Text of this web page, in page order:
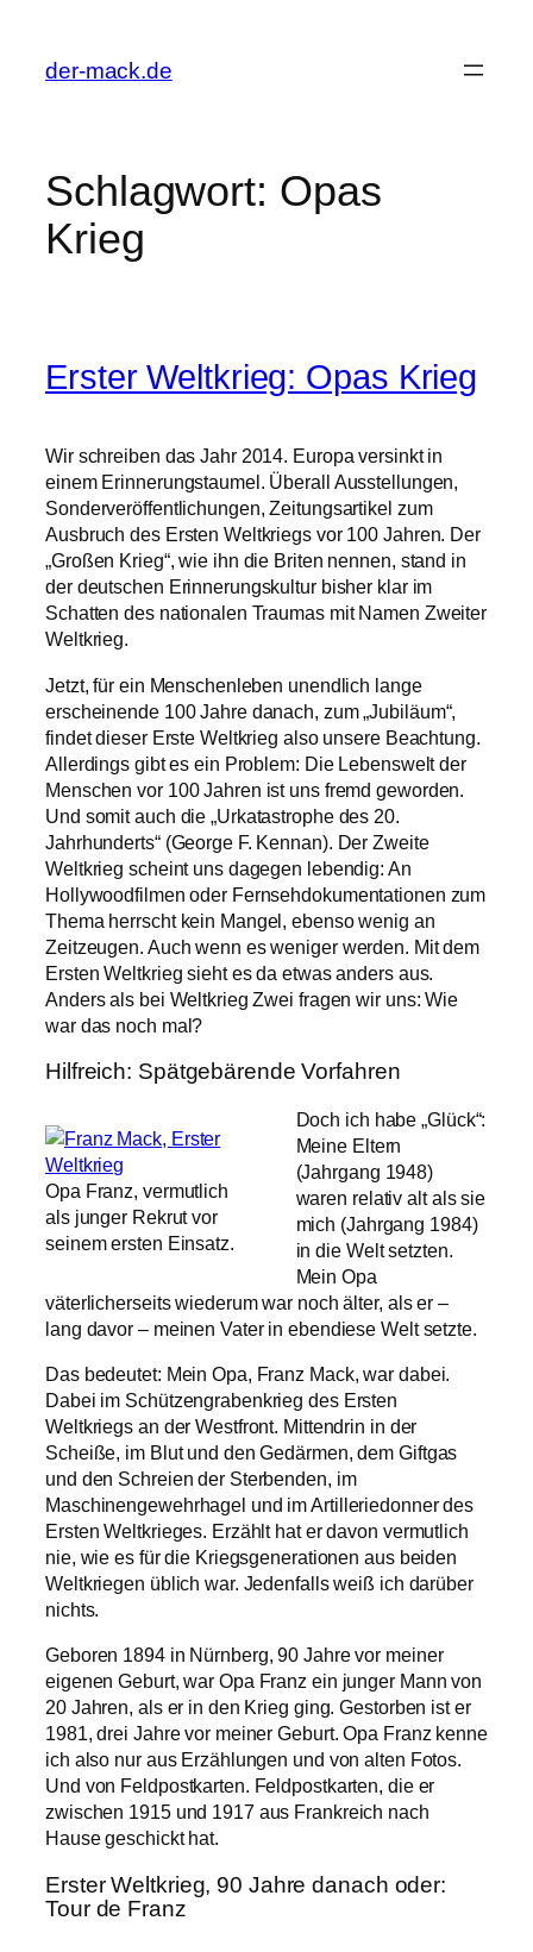
springen
der-mack.de
Schlagwort: Opas
Krieg
Erster Weltkrieg: Opas Krieg
Wir schreiben das Jahr 2014. Europa versinkt in
einem Erinnerungstaumel. Überall Ausstellungen,
Sonderveröffentlichungen, Zeitungsartikel zum
Ausbruch des Ersten Weltkriegs vor 100 Jahren. Der
„Großen Krieg“, wie ihn die Briten nennen, stand in
der deutschen Erinnerungskultur bisher klar im
Schatten des nationalen Traumas mit Namen Zweiter
Weltkrieg.
Jetzt, für ein Menschenleben unendlich lange
erscheinende 100 Jahre danach, zum „Jubiläum“,
findet dieser Erste Weltkrieg also unsere Beachtung.
Allerdings gibt es ein Problem: Die Lebenswelt der
Menschen vor 100 Jahren ist uns fremd geworden.
Und somit auch die „Urkatastrophe des 20.
Jahrhunderts“ (George F. Kennan). Der Zweite
Weltkrieg scheint uns dagegen lebendig: An
Hollywoodfilmen oder Fernsehdokumentationen zum
Thema herrscht kein Mangel, ebenso wenig an
Zeitzeugen. Auch wenn es weniger werden. Mit dem
Ersten Weltkrieg sieht es da etwas anders aus.
Anders als bei Weltkrieg Zwei fragen wir uns: Wie
war das noch mal?
Hilfreich: Spätgebärende Vorfahren
Opa Franz, vermutlich
als junger Rekrut vor
seinem ersten Einsatz.
Doch ich habe „Glück“:
Meine Eltern
(Jahrgang 1948)
waren relativ alt als sie
mich (Jahrgang 1984)
in die Welt setzten.
Mein Opa
väterlicherseits wiederum war noch älter, als er –
lang davor – meinen Vater in ebendiese Welt setzte.
Das bedeutet: Mein Opa, Franz Mack, war dabei.
Dabei im Schützengrabenkrieg des Ersten
Weltkriegs an der Westfront. Mittendrin in der
Scheiße, im Blut und den Gedärmen, dem Giftgas
und den Schreien der Sterbenden, im
Maschinengewehrhagel und im Artilleriedonner des
Ersten Weltkrieges. Erzählt hat er davon vermutlich
nie, wie es für die Kriegsgenerationen aus beiden
Weltkriegen üblich war. Jedenfalls weiß ich darüber
nichts.
Geboren 1894 in Nürnberg, 90 Jahre vor meiner
eigenen Geburt, war Opa Franz ein junger Mann von
20 Jahren, als er in den Krieg ging. Gestorben ist er
1981, drei Jahre vor meiner Geburt. Opa Franz kenne
ich also nur aus Erzählungen und von alten Fotos.
Und von Feldpostkarten. Feldpostkarten, die er
zwischen 1915 und 1917 aus Frankreich nach
Hause geschickt hat.
Erster Weltkrieg, 90 Jahre danach oder:
Tour de Franz